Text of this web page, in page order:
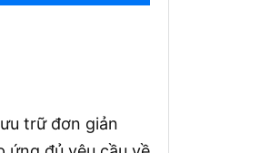
trữ đơn giản